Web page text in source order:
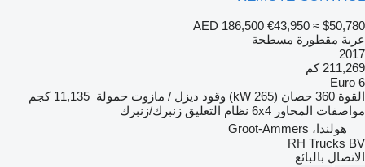
AED 186,500 €43,950 ≈ $50,780
عربة مقطورة مسطحة
2017
211,269 كم
Euro 6
القوة 360 حصان (265 kW) وقود ديزل / مازوت حمولة 11,135 كجم
مواصفات المحاور 6x4 نظام التعليق زنبرك/زنبرك
هولندا، Groot-Ammers
RH Trucks BV
الاتصال بالبائع